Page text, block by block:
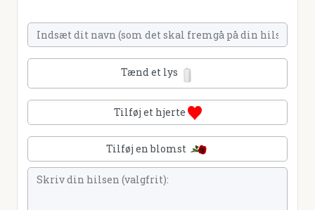
Tænd et lys
Tilføj et hjerte
Tilføj en blomst